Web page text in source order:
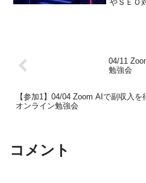
やＳＥＯ
04/11
勉強会
【参加1】04/04 Zoom AIで副収入を
オンライン勉強会
コメント